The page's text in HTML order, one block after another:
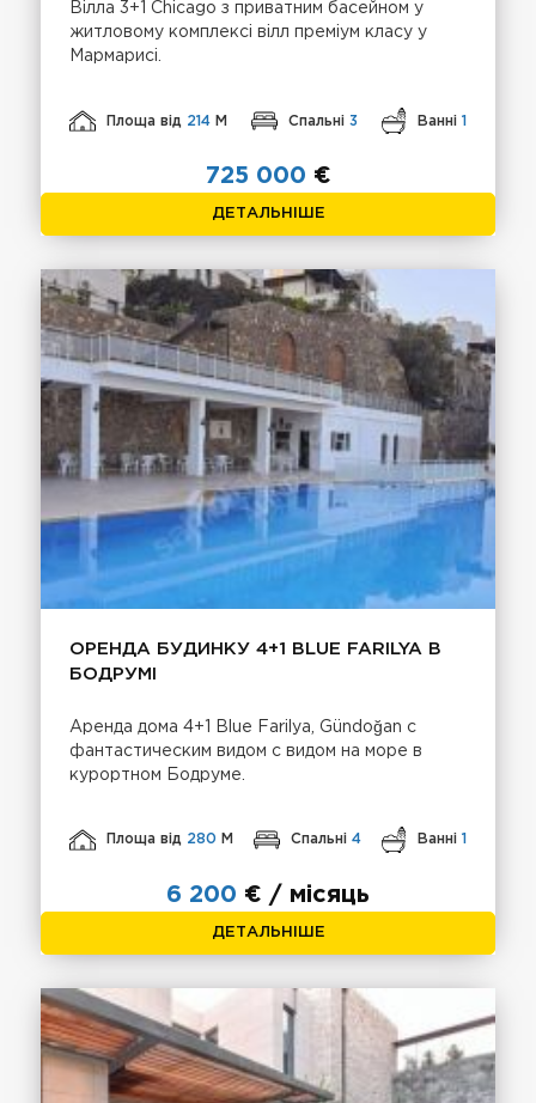
Вілла 3+1 Chicago з приватним басейном у
житловому комплексі вілл преміум класу у
Мармарисі.
Площа від 214 М Спальні 3 Ванні 1
725 000 €
ДЕТАЛЬНІШЕ
ОРЕНДА БУДИНКУ 4+1 BLUE FARILYA В
БОДРУМІ
Аренда дома 4+1 Blue Farilya, Gündoğan с
фантастическим видом с видом на море в
курортном Бодруме.
Площа від 280 М Спальні 4 Ванні 1
6 200 € / місяць
ДЕТАЛЬНІШЕ